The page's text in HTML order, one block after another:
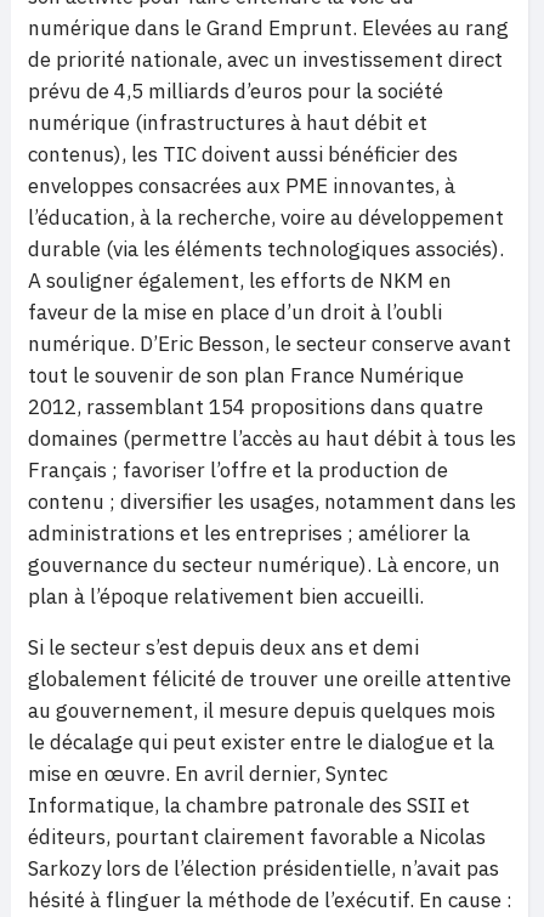
numérique dans le Grand Emprunt. Elevées au rang
de priorité nationale, avec un investissement direct
prévu de 4,5 milliards d’euros pour la société
numérique (infrastructures à haut débit et
contenus), les TIC doivent aussi bénéficier des
enveloppes consacrées aux PME innovantes, à
l’éducation, à la recherche, voire au développement
durable (via les éléments technologiques associés).
A souligner également, les efforts de NKM en
faveur de la mise en place d’un droit à l’oubli
numérique. D’Eric Besson, le secteur conserve avant
tout le souvenir de son plan France Numérique
2012, rassemblant 154 propositions dans quatre
domaines (permettre l’accès au haut débit à tous les
Français ; favoriser l’offre et la production de
contenu ; diversifier les usages, notamment dans les
administrations et les entreprises ; améliorer la
gouvernance du secteur numérique). Là encore, un
plan à l’époque relativement bien accueilli.
Si le secteur s’est depuis deux ans et demi
globalement félicité de trouver une oreille attentive
au gouvernement, il mesure depuis quelques mois
le décalage qui peut exister entre le dialogue et la
mise en œuvre. En avril dernier, Syntec
Informatique, la chambre patronale des SSII et
éditeurs, pourtant clairement favorable a Nicolas
Sarkozy lors de l’élection présidentielle, n’avait pas
hésité à flinguer la méthode de l’exécutif. En cause :